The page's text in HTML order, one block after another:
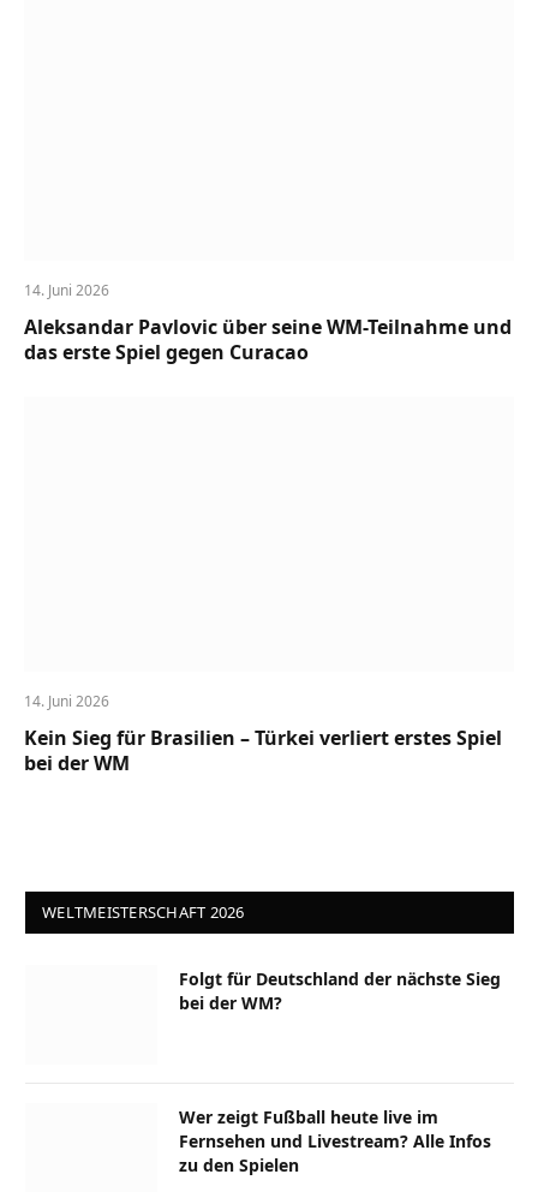
14. Juni 2026
Aleksandar Pavlovic über seine WM-Teilnahme und
das erste Spiel gegen Curacao
14. Juni 2026
Kein Sieg für Brasilien – Türkei verliert erstes Spiel
bei der WM
WELTMEISTERSCHAFT 2026
Folgt für Deutschland der nächste Sieg
bei der WM?
Wer zeigt Fußball heute live im
Fernsehen und Livestream? Alle Infos
zu den Spielen